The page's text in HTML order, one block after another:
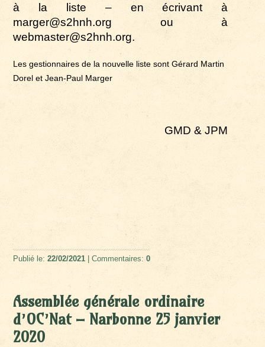
à la liste – en écrivant à
marger@s2hnh.org ou à
webmaster@s2hnh.org.
Les gestionnaires de la nouvelle liste sont Gérard Martin
Dorel et Jean-Paul Marger
GMD & JPM
Publié le:22/02/2021 | Commentaires:0
Assemblée générale ordinaire
d’OC’Nat – Narbonne 25 janvier
2020